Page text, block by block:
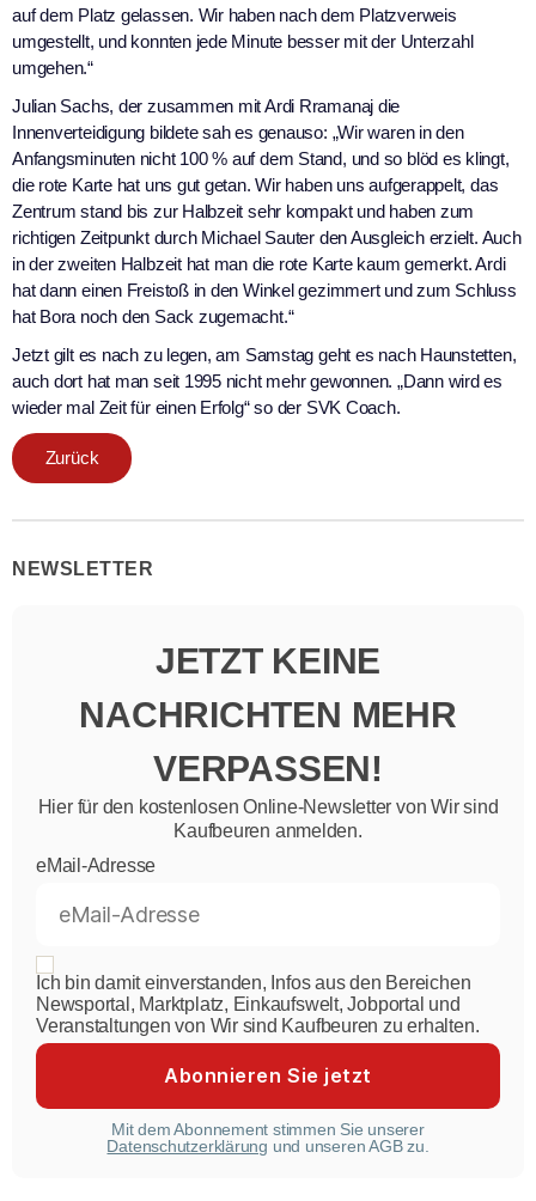
auf dem Platz gelassen. Wir haben nach dem Platzverweis
umgestellt, und konnten jede Minute besser mit der Unterzahl
umgehen.“
Julian Sachs, der zusammen mit Ardi Rramanaj die
Innenverteidigung bildete sah es genauso: „Wir waren in den
Anfangsminuten nicht 100 % auf dem Stand, und so blöd es klingt,
die rote Karte hat uns gut getan. Wir haben uns aufgerappelt, das
Zentrum stand bis zur Halbzeit sehr kompakt und haben zum
richtigen Zeitpunkt durch Michael Sauter den Ausgleich erzielt. Auch
in der zweiten Halbzeit hat man die rote Karte kaum gemerkt. Ardi
hat dann einen Freistoß in den Winkel gezimmert und zum Schluss
hat Bora noch den Sack zugemacht.“
Jetzt gilt es nach zu legen, am Samstag geht es nach Haunstetten,
auch dort hat man seit 1995 nicht mehr gewonnen. „Dann wird es
wieder mal Zeit für einen Erfolg“ so der SVK Coach.
Zurück
NEWSLETTER
JETZT KEINE
NACHRICHTEN MEHR
VERPASSEN!
Hier für den kostenlosen Online-Newsletter von Wir sind
Kaufbeuren anmelden.
eMail-Adresse
Ich bin damit einverstanden, Infos aus den Bereichen
Newsportal, Marktplatz, Einkaufswelt, Jobportal und
Veranstaltungen von Wir sind Kaufbeuren zu erhalten.
Mit dem Abonnement stimmen Sie unserer
Datenschutzerklärung und unseren AGB zu.